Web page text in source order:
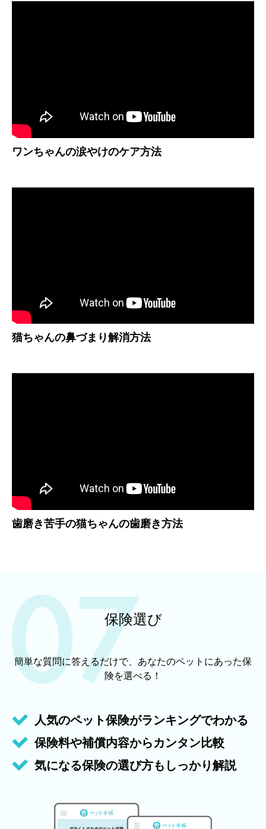
ワンちゃんの涙やけのケア方法
猫ちゃんの鼻づまり解消方法
歯磨き苦手の猫ちゃんの歯磨き方法
保険選び
簡単な質問に答えるだけで、あなたのペットにあった保
険を選べる！
人気のペット保険がランキングでわかる
保険料や補償内容からカンタン比較
気になる保険の選び方もしっかり解説